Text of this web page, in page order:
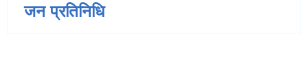
जन प्रतिनिधि